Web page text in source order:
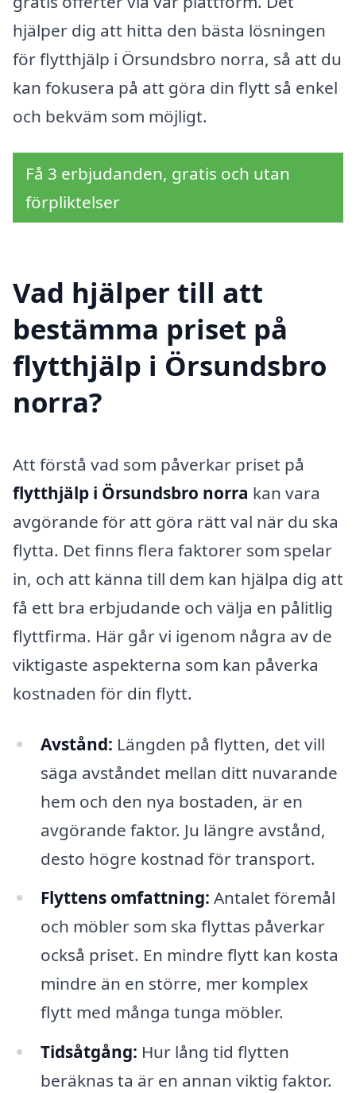
hjälper dig att hitta den bästa lösningen
för flytthjälp i Örsundsbro norra, så att du
kan fokusera på att göra din flytt så enkel
och bekväm som möjligt.
Få 3 erbjudanden, gratis och utan
förpliktelser
Vad hjälper till att
bestämma priset på
flytthjälp i Örsundsbro
norra?
Att förstå vad som påverkar priset på
flytthjälp i Örsundsbro norra kan vara
avgörande för att göra rätt val när du ska
flytta. Det finns flera faktorer som spelar
in, och att känna till dem kan hjälpa dig att
få ett bra erbjudande och välja en pålitlig
flyttfirma. Här går vi igenom några av de
viktigaste aspekterna som kan påverka
kostnaden för din flytt.
Avstånd: Längden på flytten, det vill
säga avståndet mellan ditt nuvarande
hem och den nya bostaden, är en
avgörande faktor. Ju längre avstånd,
desto högre kostnad för transport.
Flyttens omfattning: Antalet föremål
och möbler som ska flyttas påverkar
också priset. En mindre flytt kan kosta
mindre än en större, mer komplex
flytt med många tunga möbler.
Tidsåtgång: Hur lång tid flytten
beräknas ta är en annan viktig faktor.